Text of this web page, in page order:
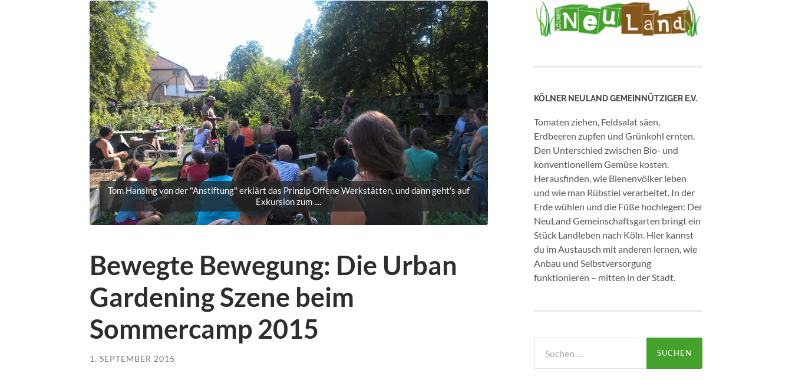
Tom Hansing von der "Anstiftung" erklärt das Prinzip Offene Werkstätten, und dann geht's auf
Exkursion zum ....
Bewegte Bewegung: Die Urban
Gardening Szene beim
Sommercamp 2015
1. SEPTEMBER 2015
KÖLNER NEULAND GEMEINNÜTZIGER E.V.
Tomaten ziehen, Feldsalat säen,
Erdbeeren zupfen und Grünkohl ernten.
Den Unterschied zwischen Bio- und
konventionellem Gemüse kosten.
Herausfinden, wie Bienenvölker leben
und wie man Rübstiel verarbeitet. In der
Erde wühlen und die Füße hochlegen: Der
NeuLand Gemeinschaftsgarten bringt ein
Stück Landleben nach Köln. Hier kannst
du im Austausch mit anderen lernen, wie
Anbau und Selbstversorgung
funktionieren – mitten in der Stadt.
nach: